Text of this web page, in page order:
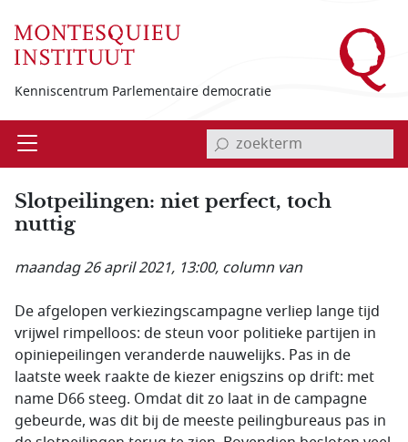
Kenniscentrum Parlementaire democratie
Open invoerveld zoekterm
Slotpeilingen: niet perfect, toch
nuttig
maandag 26 april 2021, 13:00, column van
De afgelopen verkiezingscampagne verliep lange tijd
vrijwel rimpelloos: de steun voor politieke partijen in
opiniepeilingen veranderde nauwelijks. Pas in de
laatste week raakte de kiezer enigszins op drift: met
name D66 steeg. Omdat dit zo laat in de campagne
gebeurde, was dit bij de meeste peilingbureaus pas in